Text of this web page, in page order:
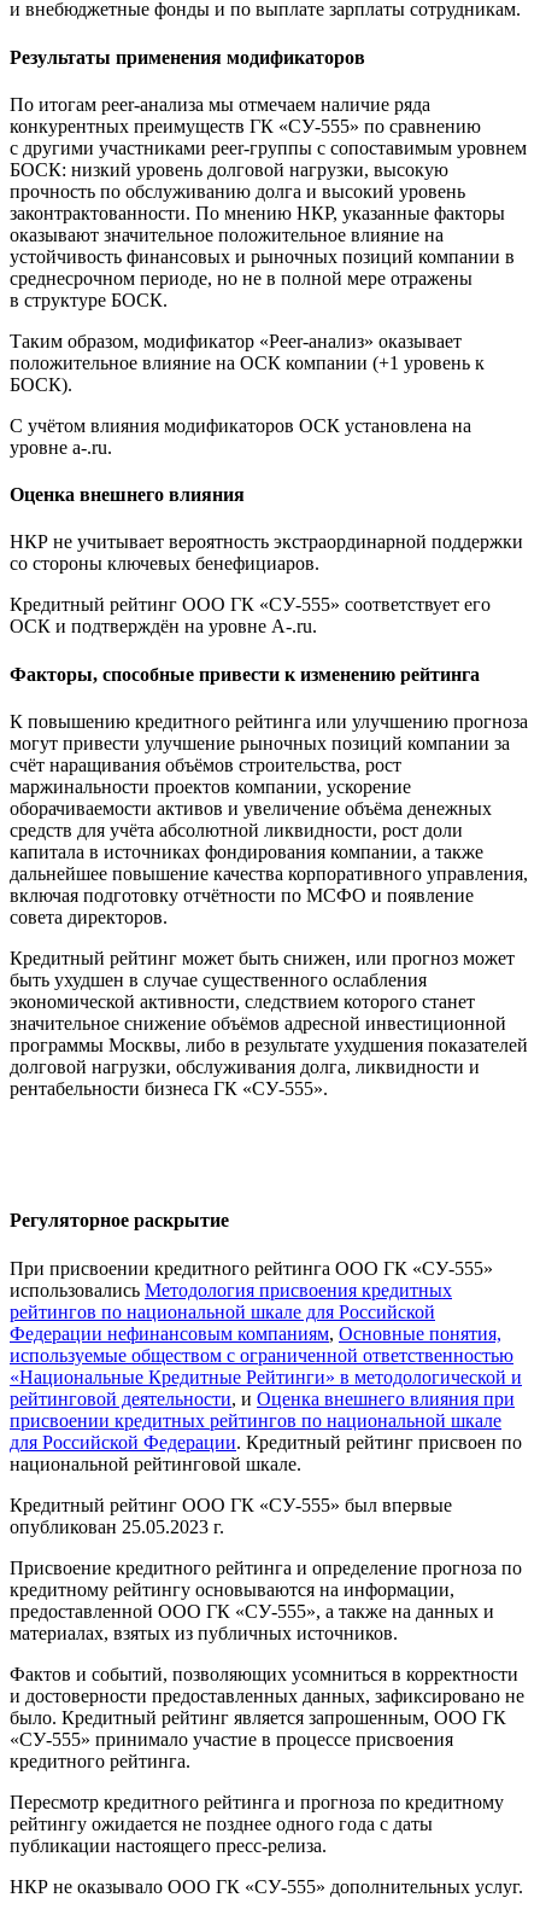
и внебюджетные фонды и по выплате зарплаты сотрудникам.
Результаты применения модификаторов
По итогам peer-анализа мы отмечаем наличие ряда
конкурентных преимуществ ГК «СУ-555» по сравнению
с другими участниками peer-группы с сопоставимым уровнем
БОСК: низкий уровень долговой нагрузки, высокую
прочность по обслуживанию долга и высокий уровень
законтрактованности. По мнению НКР, указанные факторы
оказывают значительное положительное влияние на
устойчивость финансовых и рыночных позиций компании в
среднесрочном периоде, но не в полной мере отражены
в структуре БОСК.
Таким образом, модификатор «Peer-анализ» оказывает
положительное влияние на ОСК компании (+1 уровень к
БОСК).
С учётом влияния модификаторов ОСК установлена на
уровне a-.ru.
Оценка внешнего влияния
НКР не учитывает вероятность экстраординарной поддержки
со стороны ключевых бенефициаров.
Кредитный рейтинг ООО ГК «СУ-555» соответствует его
ОСК и подтверждён на уровне A-.ru.
Факторы, способные привести к изменению рейтинга
К повышению кредитного рейтинга или улучшению прогноза
могут привести улучшение рыночных позиций компании за
счёт наращивания объёмов строительства, рост
маржинальности проектов компании, ускорение
оборачиваемости активов и увеличение объёма денежных
средств для учёта абсолютной ликвидности, рост доли
капитала в источниках фондирования компании, а также
дальнейшее повышение качества корпоративного управления,
включая подготовку отчётности по МСФО и появление
совета директоров.
Кредитный рейтинг может быть снижен, или прогноз может
быть ухудшен в случае существенного ослабления
экономической активности, следствием которого станет
значительное снижение объёмов адресной инвестиционной
программы Москвы, либо в результате ухудшения показателей
долговой нагрузки, обслуживания долга, ликвидности и
рентабельности бизнеса ГК «СУ-555».
Регуляторное раскрытие
При присвоении кредитного рейтинга ООО ГК «СУ-555»
использовались Методология присвоения кредитных
рейтингов по национальной шкале для Российской
Федерации нефинансовым компаниям, Основные понятия,
используемые обществом с ограниченной ответственностью
«Национальные Кредитные Рейтинги» в методологической и
рейтинговой деятельности, и Оценка внешнего влияния при
присвоении кредитных рейтингов по национальной шкале
для Российской Федерации. Кредитный рейтинг присвоен по
национальной рейтинговой шкале.
Кредитный рейтинг ООО ГК «СУ-555» был впервые
опубликован 25.05.2023 г.
Присвоение кредитного рейтинга и определение прогноза по
кредитному рейтингу основываются на информации,
предоставленной ООО ГК «СУ-555», а также на данных и
материалах, взятых из публичных источников.
Фактов и событий, позволяющих усомниться в корректности
и достоверности предоставленных данных, зафиксировано не
было. Кредитный рейтинг является запрошенным, ООО ГК
«СУ-555» принимало участие в процессе присвоения
кредитного рейтинга.
Пересмотр кредитного рейтинга и прогноза по кредитному
рейтингу ожидается не позднее одного года с даты
публикации настоящего пресс-релиза.
НКР не оказывало ООО ГК «СУ-555» дополнительных услуг.